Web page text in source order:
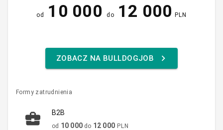
od 10 000 do 12 000 PLN
ZOBACZ NA BULLDOGJOB
Formy zatrudnienia
B2B
od 10 000 do 12 000 PLN